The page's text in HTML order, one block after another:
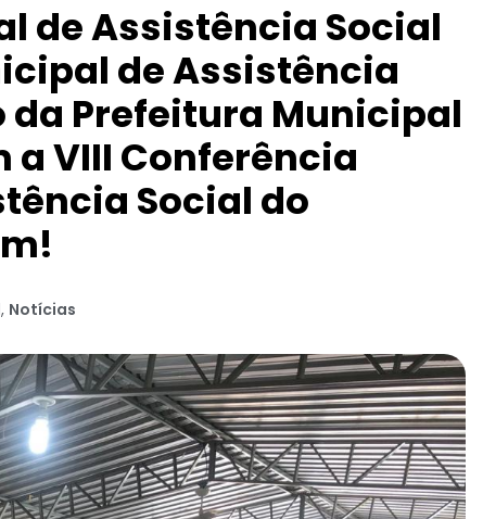
de Assistência Social
de Assistência
da Prefeitura Municipal
a VIII Conferência
Social do
, Notícias